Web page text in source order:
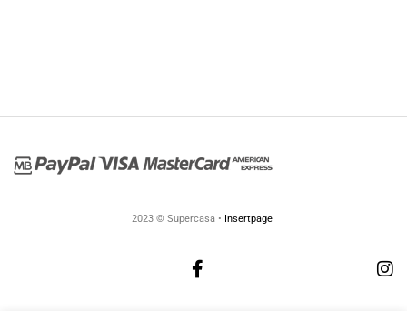
2023 © Supercasa • Insertpage